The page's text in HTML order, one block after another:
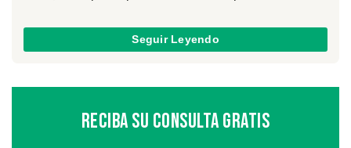
Seguir Leyendo
Reciba Su Consulta Gratis